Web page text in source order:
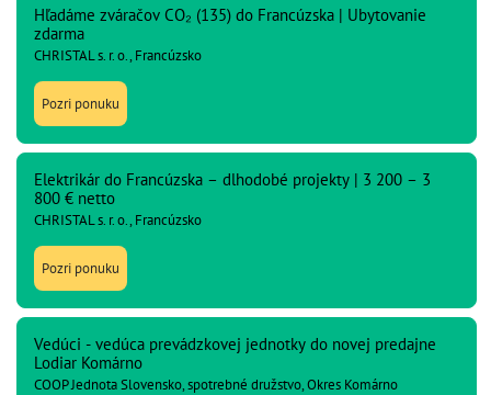
Hľadáme zváračov CO₂ (135) do Francúzska | Ubytovanie
zdarma
CHRISTAL s. r. o., Francúzsko
Pozri ponuku
Elektrikár do Francúzska – dlhodobé projekty | 3 200 – 3
800 € netto
CHRISTAL s. r. o., Francúzsko
Pozri ponuku
Vedúci - vedúca prevádzkovej jednotky do novej predajne
Lodiar Komárno
COOP Jednota Slovensko, spotrebné družstvo, Okres Komárno